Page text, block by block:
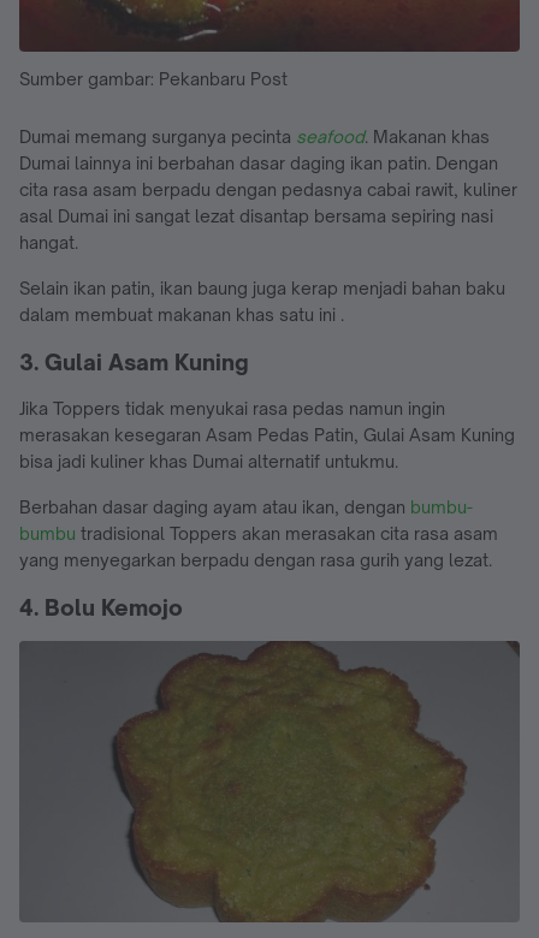
Sumber gambar: Pekanbaru Post
Dumai memang surganya pecinta seafood. Makanan khas
Dumai lainnya ini berbahan dasar daging ikan patin. Dengan
cita rasa asam berpadu dengan pedasnya cabai rawit, kuliner
asal Dumai ini sangat lezat disantap bersama sepiring nasi
hangat.
Selain ikan patin, ikan baung juga kerap menjadi bahan baku
dalam membuat makanan khas satu ini .
3. Gulai Asam Kuning
Jika Toppers tidak menyukai rasa pedas namun ingin
merasakan kesegaran Asam Pedas Patin, Gulai Asam Kuning
bisa jadi kuliner khas Dumai alternatif untukmu.
Berbahan dasar daging ayam atau ikan, dengan bumbu-
bumbu tradisional Toppers akan merasakan cita rasa asam
yang menyegarkan berpadu dengan rasa gurih yang lezat.
4. Bolu Kemojo